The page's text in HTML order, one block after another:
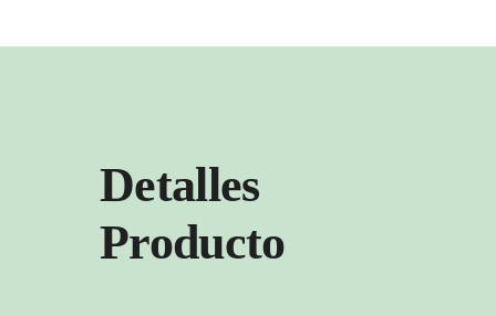
Detalles
Producto